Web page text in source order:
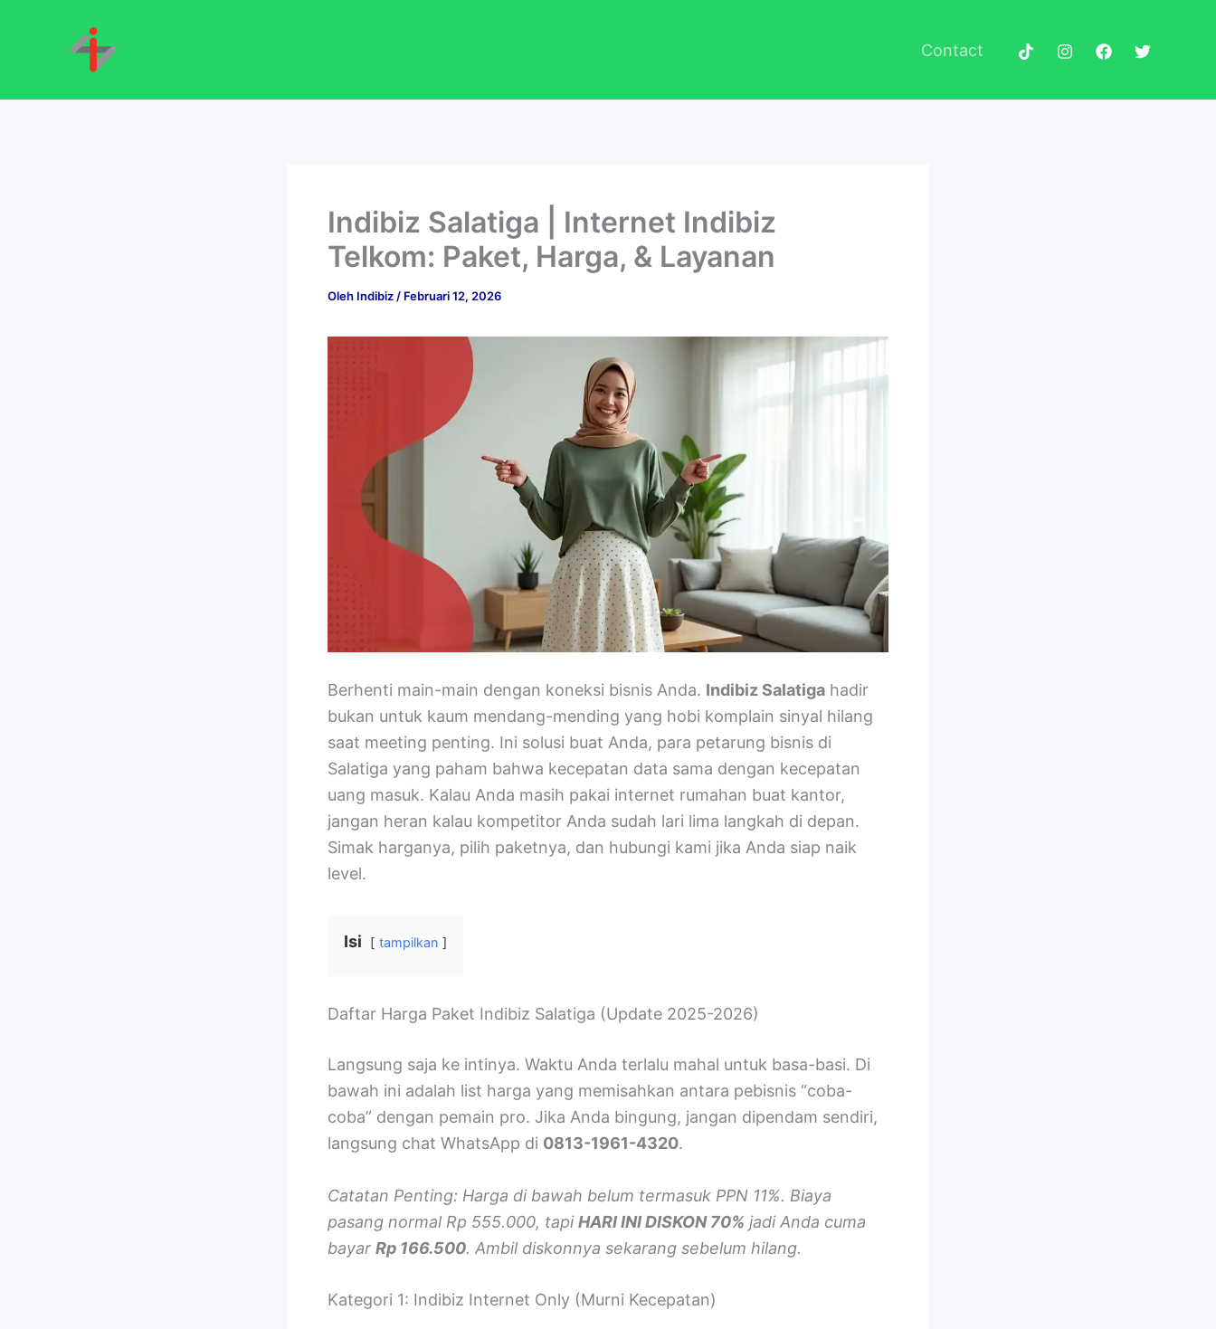
Contact
Indibiz Salatiga | Internet Indibiz
Telkom: Paket, Harga, & Layanan
Oleh Indibiz / Februari 12, 2026
Berhenti main-main dengan koneksi bisnis Anda. Indibiz Salatiga hadir
bukan untuk kaum mendang-mending yang hobi komplain sinyal hilang
saat meeting penting. Ini solusi buat Anda, para petarung bisnis di
Salatiga yang paham bahwa kecepatan data sama dengan kecepatan
uang masuk. Kalau Anda masih pakai internet rumahan buat kantor,
jangan heran kalau kompetitor Anda sudah lari lima langkah di depan.
Simak harganya, pilih paketnya, dan hubungi kami jika Anda siap naik
level.
Isi tampilkan
Daftar Harga Paket Indibiz Salatiga (Update 2025-2026)
Langsung saja ke intinya. Waktu Anda terlalu mahal untuk basa-basi. Di
bawah ini adalah list harga yang memisahkan antara pebisnis “coba-
coba” dengan pemain pro. Jika Anda bingung, jangan dipendam sendiri,
langsung chat WhatsApp di 0813-1961-4320.
Catatan Penting: Harga di bawah belum termasuk PPN 11%. Biaya
pasang normal Rp 555.000, tapiHARI INI DISKON 70% jadi Anda cuma
bayar Rp 166.500. Ambil diskonnya sekarang sebelum hilang.
Kategori 1: Indibiz Internet Only (Murni Kecepatan)